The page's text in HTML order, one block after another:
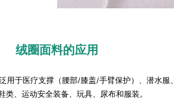
绒圈面料的应用
用于医疗支撑（腰部/膝盖/手臂保护）、潜水服、
类、运动安全装备、玩具、尿布和服装。